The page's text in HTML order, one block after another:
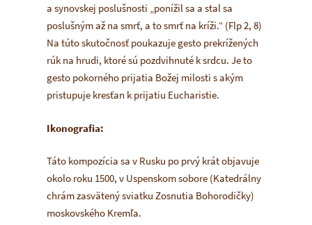
a synovskej poslušnosti „ponížil sa a stal sa
poslušným až na smrť, a to smrť na kríži.“ (Flp 2, 8)
Na túto skutočnosť poukazuje gesto prekrížených
rúk na hrudi, ktoré sú pozdvihnuté k srdcu. Je to
gesto pokorného prijatia Božej milosti s akým
pristupuje kresťan k prijatiu Eucharistie.
Ikonografia:
Táto kompozícia sa v Rusku po prvý krát objavuje
okolo roku 1500, v Uspenskom sobore (Katedrálny
chrám zasvätený sviatku Zosnutia Bohorodičky)
moskovského Kremľa.